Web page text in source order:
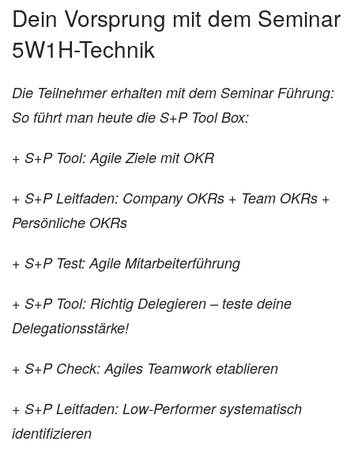
Dein Vorsprung mit dem Seminar
5W1H-Technik
Die Teilnehmer erhalten mit dem Seminar Führung:
So führt man heute die S+P Tool Box:
+ S+P Tool: Agile Ziele mit OKR
+ S+P Leitfaden: Company OKRs + Team OKRs +
Persönliche OKRs
+ S+P Test: Agile Mitarbeiterführung
+ S+P Tool: Richtig Delegieren – teste deine
Delegationsstärke!
+ S+P Check: Agiles Teamwork etablieren
+ S+P Leitfaden: Low-Performer systematisch
identifizieren